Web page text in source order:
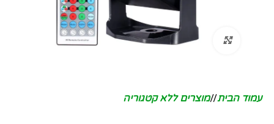
לחץ להגדלה
עמוד הבית/ מוצרים ללא קטגוריה